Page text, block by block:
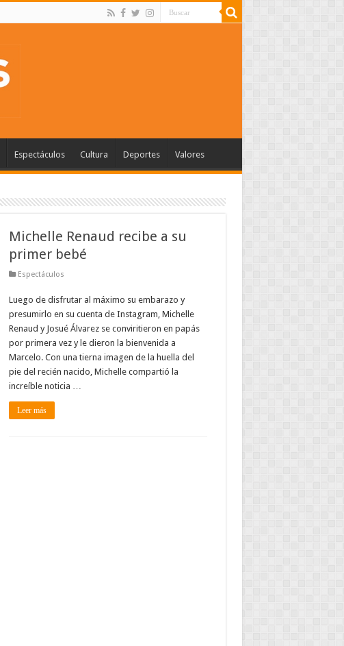
Espectáculos Cultura Deportes Valores
Michelle Renaud recibe a su
primer bebé
Espectáculos
Luego de disfrutar al máximo su embarazo y
presumirlo en su cuenta de Instagram, Michelle
Renaud y Josué Álvarez se conviritieron en papás
por primera vez y le dieron la bienvenida a
Marcelo. Con una tierna imagen de la huella del
pie del recién nacido, Michelle compartió la
increíble noticia …
Leer más